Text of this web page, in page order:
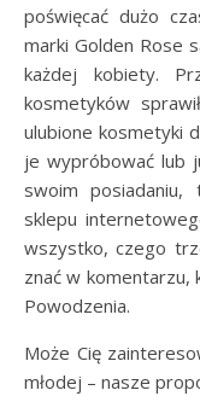
poświęcać dużo
marki Golden Rose
każdej kobiety.
kosmetyków
ulubione kosmetyki
je wypróbować lub
swoim
sklepu
wszystko, czego
znać w
Powodzenia.
Może Cię
młodej – nasze